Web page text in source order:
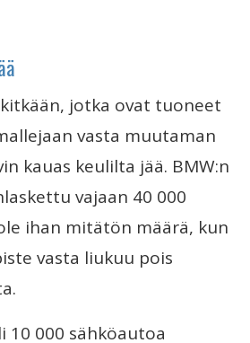
jotka ovat tuoneet
vasta muutaman
kauas keulilta jää. BMW:n
vajaan 40 000
ihan mitätön määrä, kun
vasta liukuu pois
10 000 sähköautoa